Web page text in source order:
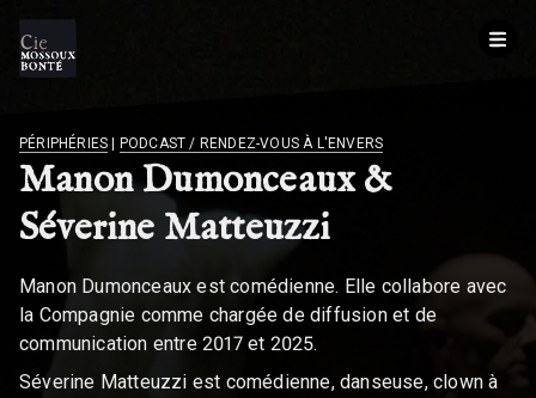
BREADCRUMB
PÉRIPHÉRIES PODCAST / RENDEZ-VOUS À L'ENVERS
Manon Dumonceaux &
Séverine Matteuzzi
Manon Dumonceaux est comédienne. Elle collabore avec
la Compagnie comme chargée de diffusion et de
communication entre 2017 et 2025.
Séverine Matteuzzi est comédienne, danseuse, clown à